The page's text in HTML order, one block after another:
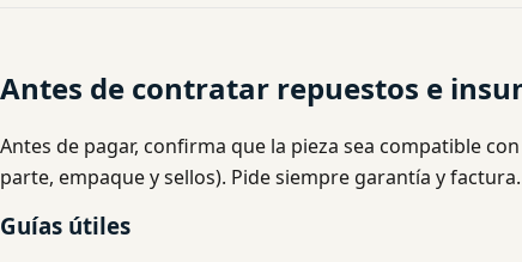
Antes de contratar repuestos e
Antes de pagar, confirma que la pieza sea compatible
parte, empaque y sellos). Pide siempre garantía y factura.
Guías útiles